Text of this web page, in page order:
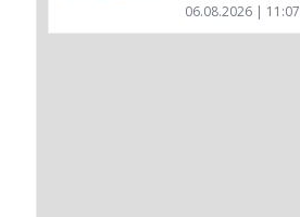
06.08.2026 | 11:07